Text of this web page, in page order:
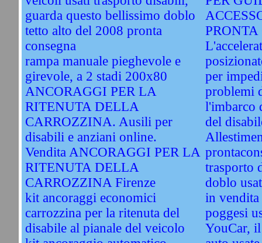
guarda questo bellissimo doblo
tetto alto del 2008 pronta
consegna
rampa manuale pieghevole e
girevole, a 2 stadi 200x80
ANCORAGGI PER LA
RITENUTA DELLA
CARROZZINA. Ausili per
disabili e anziani online.
Vendita ANCORAGGI PER LA
RITENUTA DELLA
CARROZZINA Firenze
kit ancoraggi economici
carrozzina per la ritenuta del
disabile al pianale del veicolo
PRONTA
per
problemi
l'imbarco
del
trasporto
doblo
in
poggesi
YouCar,